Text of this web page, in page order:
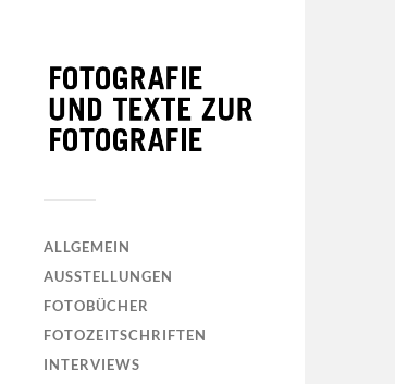
ALLGEMEIN
AUSSTELLUNGEN
FOTOBÜCHER
FOTOZEITSCHRIFTEN
INTERVIEWS